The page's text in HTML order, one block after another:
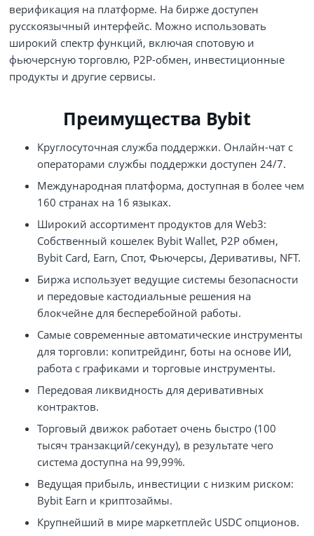
верификация на платформе. На бирже доступен
русскоязычный интерфейс. Можно использовать
широкий спектр функций, включая спотовую и
фьючерсную торговлю, P2P-обмен, инвестиционные
продукты и другие сервисы.
Преимущества Bybit
Круглосуточная служба поддержки. Онлайн-чат с
операторами службы поддержки доступен 24/7.
Международная платформа, доступная в более чем
160 странах на 16 языках.
Широкий ассортимент продуктов для Web3:
Собственный кошелек Bybit Wallet, P2P обмен,
Bybit Card, Earn, Спот, Фьючерсы, Деривативы, NFT.
Биржа использует ведущие системы безопасности
и передовые кастодиальные решения на
блокчейне для бесперебойной работы.
Самые современные автоматические инструменты
для торговли: копитрейдинг, боты на основе ИИ,
работа с графиками и торговые инструменты.
Передовая ликвидность для деривативных
контрактов.
Торговый движок работает очень быстро (100
тысяч транзакций/секунду), в результате чего
система доступна на 99,99%.
Ведущая прибыль, инвестиции с низким риском:
Bybit Earn и криптозаймы.
Крупнейший в мире маркетплейс USDC опционов.